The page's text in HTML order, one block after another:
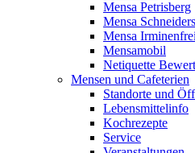
Mensa Petrisberg
Mensa
Mensa
Mensamobil
Netiquette
Mensen und Cafeterien
Standorte und
Lebensmittelinfo
Kochrezepte
Service